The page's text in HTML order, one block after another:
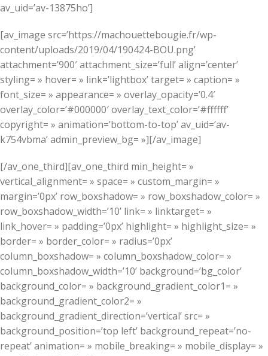
av_uid=’av-13875ho’]
[av_image src=’https://machouettebougie.fr/wp-
content/uploads/2019/04/190424-BOU.png’
attachment=’900′ attachment_size=’full’ align=’center’
styling= » hover= » link=’lightbox’ target= » caption= »
font_size= » appearance= » overlay_opacity=’0.4′
overlay_color=’#000000′ overlay_text_color=’#ffffff’
copyright= » animation=’bottom-to-top’ av_uid=’av-
k754vbma’ admin_preview_bg= »][/av_image]
[/av_one_third][av_one_third min_height= »
vertical_alignment= » space= » custom_margin= »
margin=’0px’ row_boxshadow= » row_boxshadow_color= »
row_boxshadow_width=’10’ link= » linktarget= »
link_hover= » padding=’0px’ highlight= » highlight_size= »
border= » border_color= » radius=’0px’
column_boxshadow= » column_boxshadow_color= »
column_boxshadow_width=’10’ background=’bg_color’
background_color= » background_gradient_color1= »
background_gradient_color2= »
background_gradient_direction=’vertical’ src= »
background_position=’top left’ background_repeat=’no-
repeat’ animation= » mobile_breaking= » mobile_display= »